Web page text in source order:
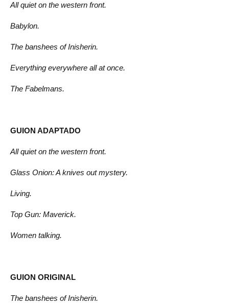
All quiet on the western front.
Babylon.
The banshees of Inisherin.
Everything everywhere all at once.
The Fabelmans.
GUION ADAPTADO
All quiet on the western front.
Glass Onion: A knives out mystery.
Living.
Top Gun: Maverick.
Women talking.
GUION ORIGINAL
The banshees of Inisherin.